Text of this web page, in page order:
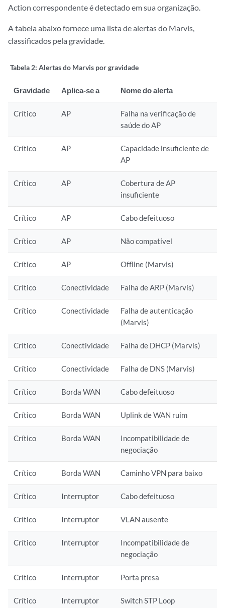
Action correspondente é detectado em sua organização.
A tabela abaixo fornece uma lista de alertas do Marvis,
classificados pela gravidade.
Tabela 2: Alertas do Marvis por gravidade
Gravidade Aplica-se a Nome do alerta
Crítico AP
Falha na verificação de
saúde do AP
Crítico AP
Capacidade insuficiente de
AP
Crítico AP
Cobertura de AP
insuficiente
Crítico AP Cabo defeituoso
Crítico AP Não compatível
Crítico AP Offline (Marvis)
Crítico Conectividade Falha de ARP (Marvis)
Crítico Conectividade
Falha de autenticação
(Marvis)
Crítico Conectividade Falha de DHCP (Marvis)
Crítico Conectividade Falha de DNS (Marvis)
Crítico Borda WAN Cabo defeituoso
Crítico Borda WAN Uplink de WAN ruim
Crítico Borda WAN
Incompatibilidade de
negociação
Crítico Borda WAN Caminho VPN para baixo
Crítico Interruptor Cabo defeituoso
Crítico Interruptor VLAN ausente
Crítico Interruptor
Incompatibilidade de
negociação
Crítico Interruptor Porta presa
Crítico Interruptor Switch STP Loop